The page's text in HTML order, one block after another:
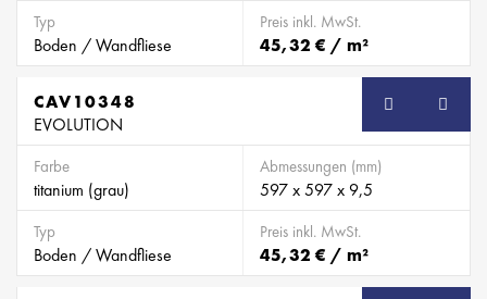
Typ
Boden / Wandfliese
Preis inkl. MwSt.
45,32 € / m²
CAV10348
EVOLUTION
Farbe
titanium (grau)
Abmessungen (mm)
597 x 597 x 9,5
Typ
Boden / Wandfliese
Preis inkl. MwSt.
45,32 € / m²